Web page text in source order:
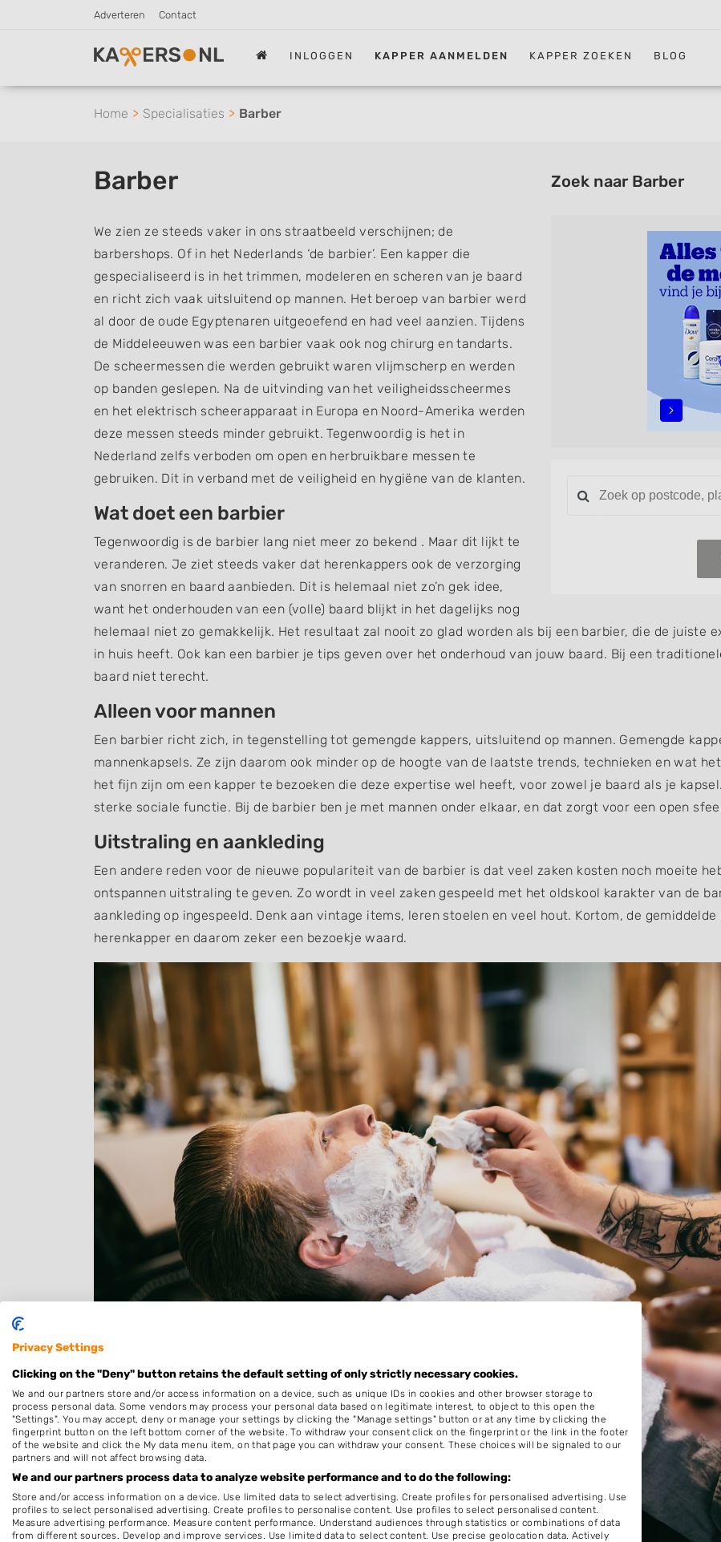
Adverteren Contact
INLOGGEN KAPPER AANMELDEN KAPPER ZOEKEN BLOG
Home Specialisaties Barber
Zoek naar Barber
Barber
We zien ze steeds vaker in ons straatbeeld verschijnen; de
barbershops. Of in het Nederlands ‘de barbier’. Een kapper die
gespecialiseerd is in het trimmen, modeleren en scheren van je baard
en richt zich vaak uitsluitend op mannen. Het beroep van barbier werd
al door de oude Egyptenaren uitgeoefend en had veel aanzien. Tijdens
de Middeleeuwen was een barbier vaak ook nog chirurg en tandarts.
De scheermessen die werden gebruikt waren vlijmscherp en werden
op banden geslepen. Na de uitvinding van het veiligheidsscheermes
en het elektrisch scheerapparaat in Europa en Noord-Amerika werden
deze messen steeds minder gebruikt. Tegenwoordig is het in
Nederland zelfs verboden om open en herbruikbare messen te
gebruiken. Dit in verband met de veiligheid en hygiëne van de klanten.
Wat doet een barbier
Tegenwoordig is de barbier lang niet meer zo bekend . Maar dit lijkt te
veranderen. Je ziet steeds vaker dat herenkappers ook de verzorging
van snorren en baard aanbieden. Dit is helemaal niet zo’n gek idee,
want het onderhouden van een (volle) baard blijkt in het dagelijks nog
helemaal niet zo gemakkelijk. Het resultaat zal nooit zo glad worden als bij een barbier, die de juiste
in huis heeft. Ook kan een barbier je tips geven over het onderhoud van jouw baard. Bij een
baard niet terecht.
Alleen voor mannen
Een barbier richt zich, in tegenstelling tot gemengde kappers, uitsluitend op mannen. Gemengde
mannenkapsels. Ze zijn daarom ook minder op de hoogte van de laatste trends, technieken en wat
het fijn zijn om een kapper te bezoeken die deze expertise wel heeft, voor zowel je baard als je
sterke sociale functie. Bij de barbier ben je met mannen onder elkaar, en dat zorgt voor een open
Uitstraling en aankleding
Een andere reden voor de nieuwe populariteit van de barbier is dat veel zaken kosten noch moeite
ontspannen uitstraling te geven. Zo wordt in veel zaken gespeeld met het oldskool karakter van de
aankleding op ingespeeld. Denk aan vintage items, leren stoelen en veel hout. Kortom, de
herenkapper en daarom zeker een bezoekje waard.
Privacy Settings
Clicking on the "Deny" button retains the default setting of only strictly necessary cookies.
We and our partners store and/or access information on a device, such as unique IDs in cookies and other browser storage to
process personal data. Some vendors may process your personal data based on legitimate interest, to object to this open the
"Settings". You may accept, deny or manage your settings by clicking the "Manage settings" button or at any time by clicking the
fingerprint button on the left bottom corner of the website. To withdraw your consent click on the fingerprint or the link in the footer
of the website and click the My data menu item, on that page you can withdraw your consent. These choices will be signaled to our
partners and will not affect browsing data.
We and our partners process data to analyze website performance and to do the following:
Store and/or access information on a device. Use limited data to select advertising. Create profiles for personalised advertising. Use
profiles to select personalised advertising. Create profiles to personalise content. Use profiles to select personalised content.
Measure advertising performance. Measure content performance. Understand audiences through statistics or combinations of data
from different sources. Develop and improve services. Use limited data to select content. Use precise geolocation data. Actively